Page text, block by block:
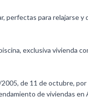
perfectas para relajarse
exclusiva vivienda
de 11 de octubre,
de viviendas